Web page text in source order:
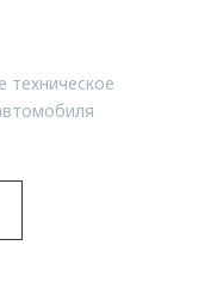
техническое